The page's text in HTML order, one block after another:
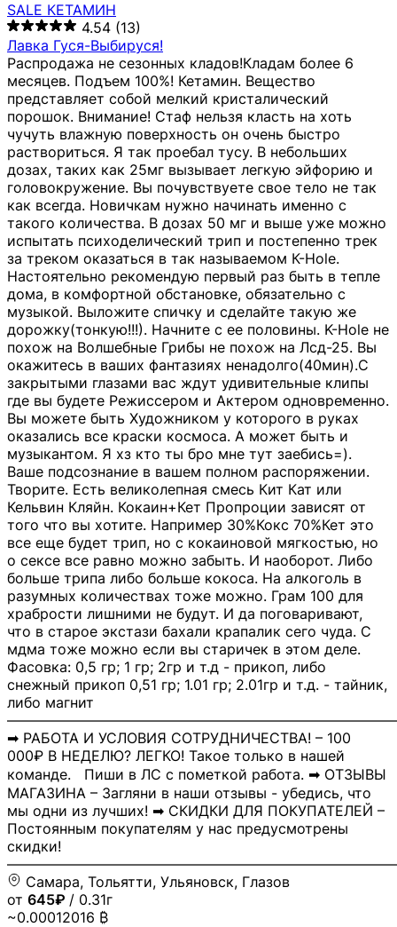
SALE КЕТАМИН
4.54 (13)
Лавка Гуся-Выбируся!
Распродажа не сезонных кладов!Кладам более 6
месяцев. Подъем 100%! Кетамин. Вещество
представляет собой мелкий кристалический
порошок. Внимание! Стаф нельзя класть на хоть
чучуть влажную поверхность он очень быстро
раствориться. Я так проебал тусу. В небольших
дозах, таких как 25мг вызывает легкую эйфорию и
головокружение. Вы почувствуете свое тело не так
как всегда. Новичкам нужно начинать именно с
такого количества. В дозах 50 мг и выше уже можно
испытать психоделический трип и постепенно трек
за треком оказаться в так называемом К-Hole.
Настоятельно рекомендую первый раз быть в тепле
дома, в комфортной обстановке, обязательно с
музыкой. Выложите спичку и сделайте такую же
дорожку(тонкую!!!). Начните с ее половины. K-Hole не
похож на Волшебные Грибы не похож на Лсд-25. Вы
окажитесь в ваших фантазиях ненадолго(40мин).С
закрытыми глазами вас ждут удивительные клипы
где вы будете Режиссером и Актером одновременно.
Вы можете быть Художником у которого в руках
оказались все краски космоса. А может быть и
музыкантом. Я хз кто ты бро мне тут заебись=).
Ваше подсознание в вашем полном распоряжении.
Творите. Есть великолепная смесь Кит Кат или
Кельвин Кляйн. Кокаин+Кет Пропроции зависят от
того что вы хотите. Например 30%Кокс 70%Кет это
все еще будет трип, но с кокаиновой мягкостью, но
о сексе все равно можно забыть. И наоборот. Либо
больше трипа либо больше кокоса. На алкоголь в
разумных количествах тоже можно. Грам 100 для
храбрости лишними не будут. И да поговаривают,
что в старое экстази бахали крапалик сего чуда. С
мдма тоже можно если вы старичек в этом деле.
Фасовка: 0,5 гр; 1 гр; 2гр и т.д - прикоп, либо
снежный прикоп 0,51 гр; 1.01 гр; 2.01гр и т.д. - тайник,
либо магнит
➡ РАБОТА И УСЛОВИЯ СОТРУДНИЧЕСТВА! – 100
000₽ В НЕДЕЛЮ? ЛЕГКО! Такое только в нашей
команде. Пиши в ЛС с пометкой работа. ➡ ОТЗЫВЫ
МАГАЗИНА – Загляни в наши отзывы - убедись, что
мы одни из лучших! ➡ СКИДКИ ДЛЯ ПОКУПАТЕЛЕЙ –
Постоянным покупателям у нас предусмотрены
скидки!
Самара, Тольятти, Ульяновск, Глазов
от 645₽ / 0.31г
~0.00012016 ₿